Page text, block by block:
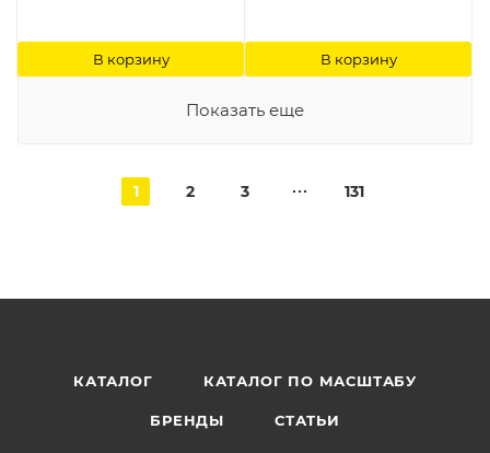
В корзину В корзину
Показать еще
1 2 3 131
КАТАЛОГ КАТАЛОГ ПО МАСШТАБУ
БРЕНДЫ СТАТЬИ